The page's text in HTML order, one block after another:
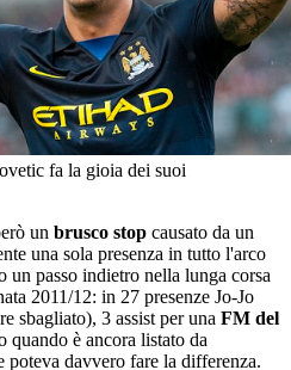
fa la gioia dei suoi
un brusco stop causato da un
una sola presenza in tutto l'arco
un passo indietro nella lunga corsa
2011/12: in 27 presenze Jo-Jo
sbagliato), 3 assist per una FM del
quando è ancora listato da
poteva davvero fare la differenza.